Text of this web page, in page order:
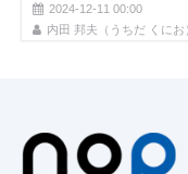
2024-12-11 00:00
内田 邦夫（うちだ くにお